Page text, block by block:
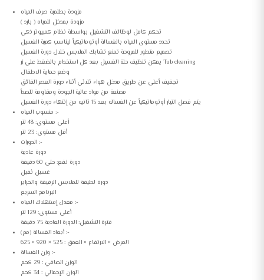
مزودة بطلمبة صرف المياه
مزودة بمدخل للمياه ( بارد )
تحكم كامل لوظائف التشغيل بواسطة نظام كمبيوتر ذكي
تحدد مستوى المياه بالغسالة أوتوماتيكياً ليناسب كمية الغسيل
تصميم متطور للمروحة تمنع تشابك الملابس خلال دورة الغسيل
يمكن تنظيف حلة الغسيل بعد كل استخدام بالضغط علي زر Tub cleaning
وضع حماية الاطفال
تجفيف أعلى عن طريق مدخل هواء ثلاثي أثناء دورة العصر الفائق
مصنعة من مواد عالية الجودة ومقاومة للصدأ
يتم فصل التيار أوتوماتيكياً عن الغساله بعد 15 ثانيه من إنتهاء دورة الغسيل
منسوب المياه :-
أعلى مستوى: 48 لتر
أقل مستوى: 23 لتر
الدورات :-
دورة عادية
دورة نقع: حتى 60 دقيقة
غسيل ثقيل
دورة لطيفة للملابس الرقيقة والحراير
البرنامج السريع
معدل إستهلاك المياه :-
أعلى مستوى: 129 لتر
فترة التشغيل: الدورة العادية 75 دقيقة
أبعاد الغسالة (مم) :-
العرض × الارتفاع × العمق : 525 × 920 × 625
وزن الغسالة :-
الوزن الصافي : 29 كجم
الوزن الإجمالي : 34 كجم